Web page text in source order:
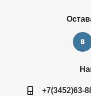
+7(3452)63-